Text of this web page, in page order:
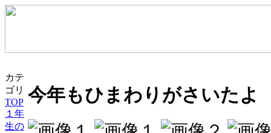
カテ
ゴリ
TOP
１年
生の
今年もひまわりがさいたよ